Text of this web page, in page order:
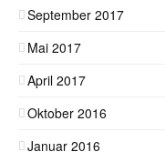
September 2017
Mai 2017
April 2017
Oktober 2016
Januar 2016